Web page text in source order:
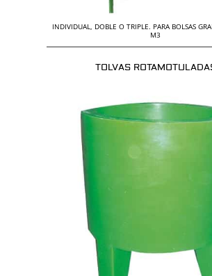
INDIVIDUAL, DOBLE O TRIPLE. PARA BOLSAS
M3
TOLVAS